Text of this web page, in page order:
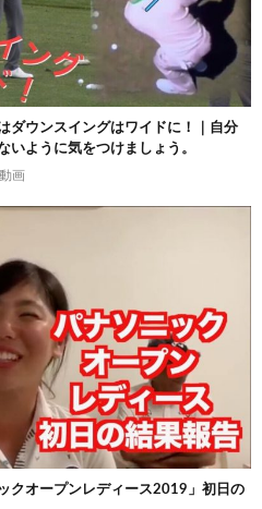
ダウンスイングはワイドに！｜自分
いように気をつけましょう。
画
クオープンレディース2019」初日の